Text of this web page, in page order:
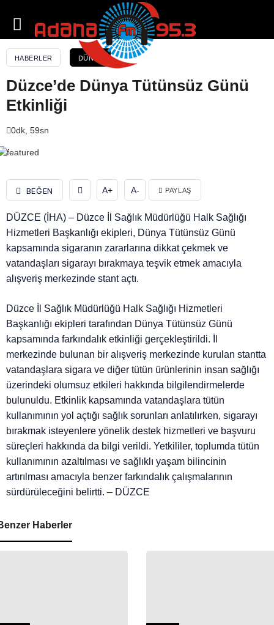
HABERLER DÜNYA
Düzce’de Dünya Tütünsüz Günü
Etkinliği
0dk, 59sn
BEĞEN A+ A- PAYLAŞ
DÜZCE (İHA) – Düzce İl Sağlık Müdürlüğü Halk Sağlığı
Hizmetleri Başkanlığı ekipleri, Dünya Tütünsüz Günü
kapsamında sigaranın zararlarına dikkat çekmek ve
vatandaşları sigarayı bırakmaya teşvik etmek amacıyla
alışveriş merkezinde stant açtı.
Düzce İl Sağlık Müdürlüğü Halk Sağlığı Hizmetleri
Başkanlığı ekipleri tarafından Dünya Tütünsüz Günü
kapsamında farkındalık etkinliği gerçekleştirildi. İl
merkezinde bulunan bir alışveriş merkezinde kurulan stantta
vatandaşlara sigara ve diğer tütün ürünlerinin insan sağlığı
üzerindeki olumsuz etkileri hakkında bilgilendirmelerde
bulunuldu. Etkinlik kapsamında vatandaşlara tütün
kullanımının yol açtığı sağlık sorunları anlatılırken, sigarayı
bırakmak isteyenlere yönelik destek hizmetleri ve başvuru
süreçleri hakkında da bilgi verildi. Yetkililer, toplumda tütün
kullanımının azaltılması ve sağlıklı yaşam bilincinin
artırılması amacıyla benzer farkındalık çalışmalarının
sürdürüleceğini belirtti. – DÜZCE
Düzce’de Dünya Tütünsüz Günü Etkinliği
Haberler